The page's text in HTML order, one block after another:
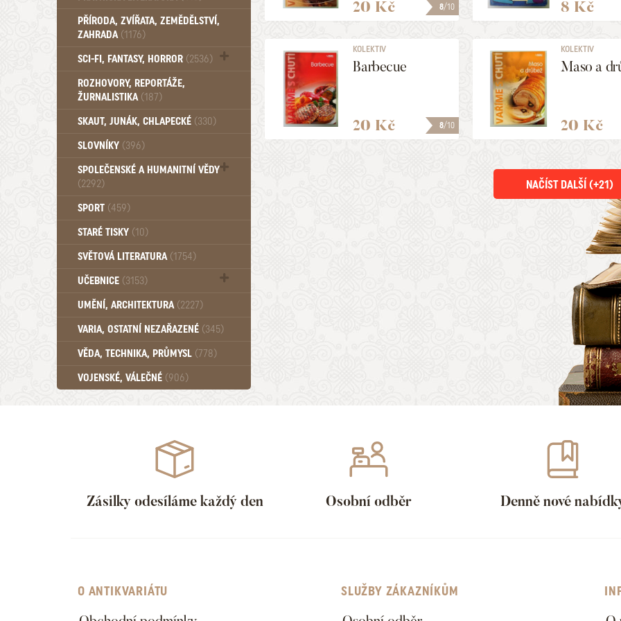
PŘÍRODA, ZVÍŘATA, ZEMĚDĚLSTVÍ,
ZAHRADA (1176)
SCI-FI, FANTASY, HORROR (2536)
UFO (14)
ROZHOVORY, REPORTÁŽE,
ŽURNALISTIKA (187)
SKAUT, JUNÁK, CHLAPECKÉ (330)
SLOVNÍKY (396)
SPOLEČENSKÉ A HUMANITNÍ VĚDY
(2292)
Pedagogika (191)
Psychologie a osobní rozvoj (761)
SPORT (459)
STARÉ TISKY (10)
SVĚTOVÁ LITERATURA (1754)
UČEBNICE (3153)
Učebnice - Jazykové (1297)
Učebnice - VŠ (259)
Učebnice - ZŠ (556)
Učebnice - Ostatní (499)
UMĚNÍ, ARCHITEKTURA (2227)
VARIA, OSTATNÍ NEZAŘAZENÉ (345)
VĚDA, TECHNIKA, PRŮMYSL (778)
VOJENSKÉ, VÁLEČNÉ (906)
8/10
20 Kč 8 Kč
8/10
KOLEKTIV
Barbecue
20 Kč
KOLEKTIV
Maso a
20 Kč
NAČÍST DALŠÍ (+21)
Zásilky odesíláme každý den Osobní odběr Denně nové
O ANTIKVARIÁTU SLUŽBY ZÁKAZNÍKŮM